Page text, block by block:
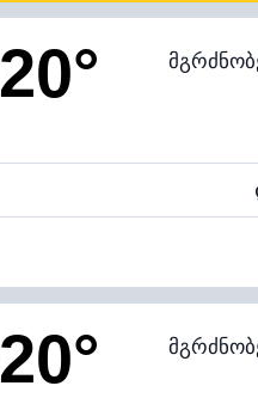
20°
20°